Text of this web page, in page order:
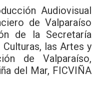
Audiovisual
de Valparaíso
de la Secretaría
las Artes y
de Valparaíso,
del Mar, FICVIÑA